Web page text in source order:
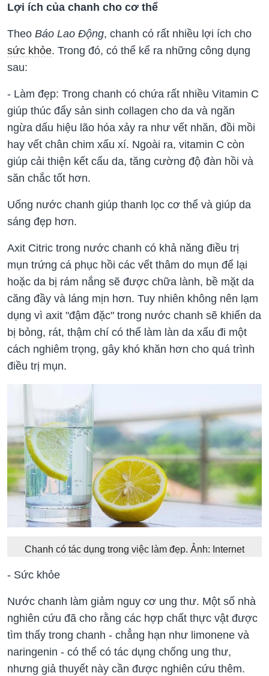
Lợi ích của chanh cho cơ thể
Theo Báo Lao Động, chanh có rất nhiều lợi ích cho
sức khỏe. Trong đó, có thể kể ra những công dụng
sau:
- Làm đẹp: Trong chanh có chứa rất nhiều Vitamin C
giúp thúc đẩy sản sinh collagen cho da và ngăn
ngừa dấu hiệu lão hóa xảy ra như vết nhăn, đồi mồi
hay vết chân chim xấu xí. Ngoài ra, vitamin C còn
giúp cải thiện kết cấu da, tăng cường độ đàn hồi và
săn chắc tốt hơn.
Uống nước chanh giúp thanh lọc cơ thể và giúp da
sáng đẹp hơn.
Axit Citric trong nước chanh có khả năng điều trị
mụn trứng cá phục hồi các vết thâm do mụn để lại
hoặc da bị rám nắng sẽ được chữa lành, bề mặt da
căng đầy và láng mịn hơn. Tuy nhiên không nên lạm
dụng vì axit "đậm đặc" trong nước chanh sẽ khiến da
bị bỏng, rát, thậm chí có thể làm làn da xấu đi một
cách nghiêm trọng, gây khó khăn hơn cho quá trình
điều trị mụn.
Chanh có tác dụng trong việc làm đẹp. Ảnh: Internet
- Sức khỏe
Nước chanh làm giảm nguy cơ ung thư. Một số nhà
nghiên cứu đã cho rằng các hợp chất thực vật được
tìm thấy trong chanh - chẳng hạn như limonene và
naringenin - có thể có tác dụng chống ung thư,
nhưng giả thuyết này cần được nghiên cứu thêm.